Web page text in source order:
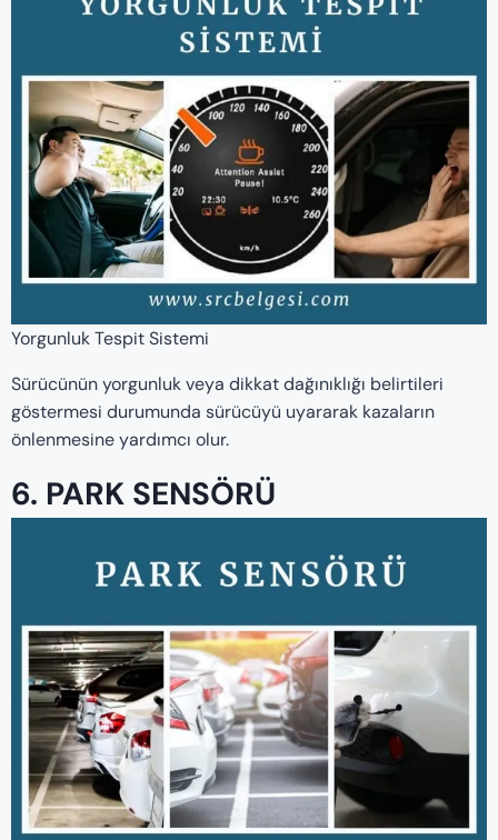
Yorgunluk Tespit Sistemi
Sürücünün yorgunluk veya dikkat dağınıklığı belirtileri
göstermesi durumunda sürücüyü uyararak kazaların
önlenmesine yardımcı olur.
6. PARK SENSÖRÜ